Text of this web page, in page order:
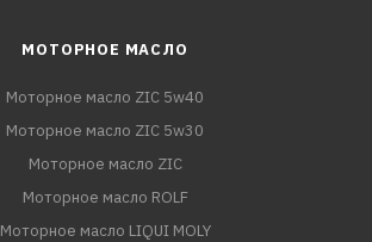
МОТОРНОЕ МАСЛО
Моторное масло ZIC 5w40
Моторное масло ZIC 5w30
Моторное масло ZIC
Моторное масло ROLF
Моторное масло LIQUI MOLY